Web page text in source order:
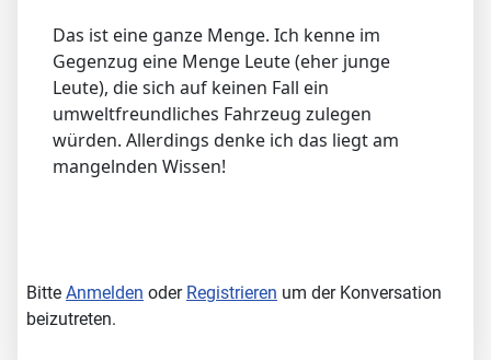
Das ist eine ganze Menge. Ich kenne im
Gegenzug eine Menge Leute (eher junge
Leute), die sich auf keinen Fall ein
umweltfreundliches Fahrzeug zulegen
würden. Allerdings denke ich das liegt am
mangelnden Wissen!
Bitte Anmelden oder Registrieren um der Konversation
beizutreten.